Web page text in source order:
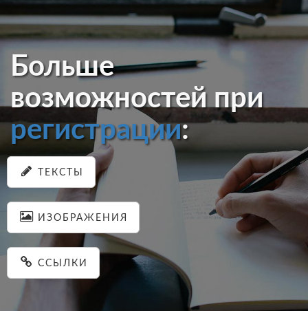
Больше
возможностей при
регистрации:
ТЕКСТЫ
ИЗОБРАЖЕНИЯ
ССЫЛКИ